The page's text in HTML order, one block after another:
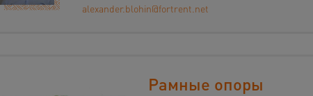
alexander.blohin@fortrent.net
Рамные опоры